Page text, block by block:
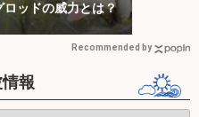
ッドの威力とは？
Recommended by
報